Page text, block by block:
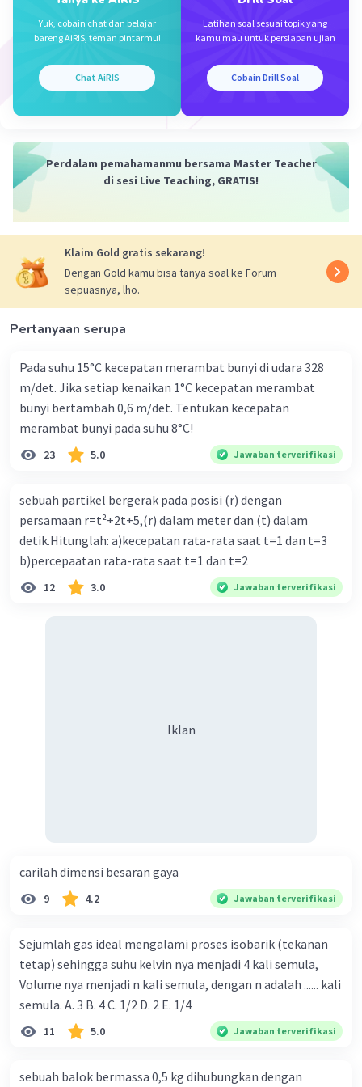
banyak menghasilkan gas rumah kaca. (Pernyataan B
benar)
Yuk, cobain chat dan belajar
bareng AiRIS, teman pintarmu!
Chat AiRIS
Latihan soal sesuai topik yang
kamu mau untuk persiapan ujian
Cobain Drill Soal
Perdalam pemahamanmu bersama Master Teacher
di sesi Live Teaching, GRATIS!
Klaim Gold gratis sekarang!
Dengan Gold kamu bisa tanya soal ke Forum
sepuasnya, lho.
Pertanyaan serupa
Pada suhu 15°C kecepatan merambat bunyi di udara 328
m/det. Jika setiap kenaikan 1°C kecepatan merambat
bunyi bertambah 0,6 m/det. Tentukan kecepatan
merambat bunyi pada suhu 8°C!
23 5.0 Jawaban terverifikasi
sebuah partikel bergerak pada posisi (r) dengan
persamaan r=t²+2t+5,(r) dalam meter dan (t) dalam
detik.Hitunglah: a)kecepatan rata-rata saat t=1 dan t=3
b)percepaatan rata-rata saat t=1 dan t=2
12 3.0 Jawaban terverifikasi
Iklan
carilah dimensi besaran gaya
9 4.2 Jawaban terverifikasi
Sejumlah gas ideal mengalami proses isobarik (tekanan
tetap) sehingga suhu kelvin nya menjadi 4 kali semula,
Volume nya menjadi n kali semula, dengan n adalah ...... kali
semula. A. 3 B. 4 C. 1/2 D. 2 E. 1/4
11 5.0 Jawaban terverifikasi
sebuah balok bermassa 0,5 kg dihubungkan dengan